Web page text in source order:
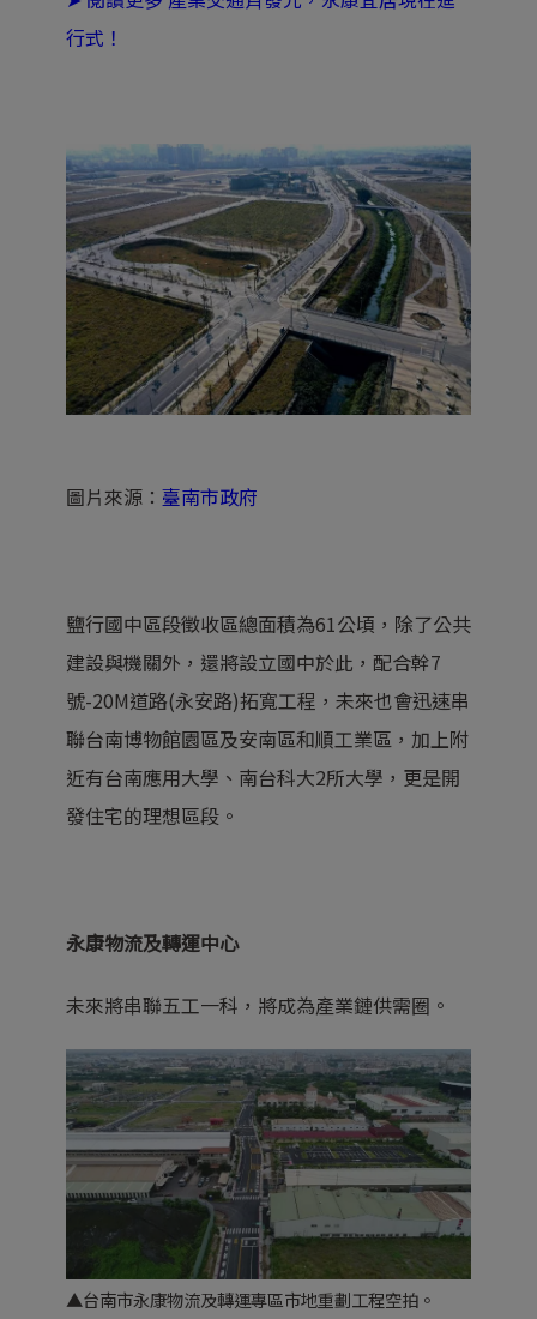
行式！
圖片來源： 臺南市政府
鹽行國中區段徵收區總面積為61公頃，除了公共
建設與機關外，還將設立國中於此，配合幹7
號-20M道路(永安路)拓寬工程，未來也會迅速串
聯台南博物館園區及安南區和順工業區，加上附
近有台南應用大學、南台科大2所大學，更是開
發住宅的理想區段。
永康物流及轉運中心
未來將串聯五工一科，將成為產業鏈供需圈。
▲台南市永康物流及轉運專區市地重劃工程空拍。